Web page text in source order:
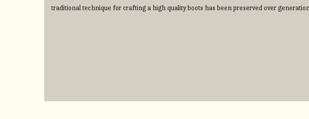
traditional technique for crafting a high quality boots has been preserved over